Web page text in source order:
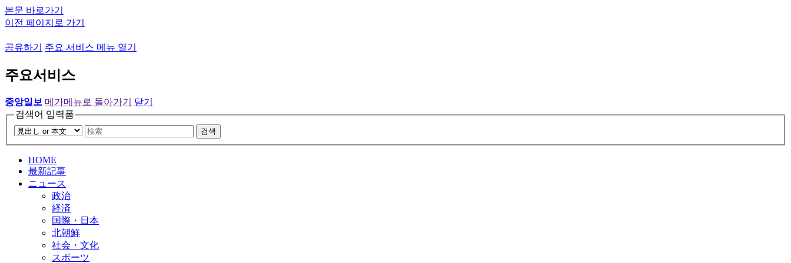
본문 바로가기
이전 페이지로 가기
공유하기 주요 서비스 메뉴 열기
주요서비스
중앙일보 메가메뉴로 돌아가기
닫기
검색어 입력폼
검색
HOME
最新記事
ニュース
政治
経済
国際・日本
北朝鮮
社会・文化
スポーツ